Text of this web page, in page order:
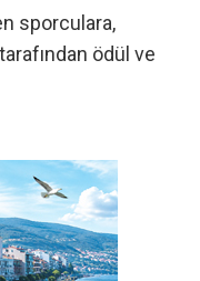
sporculara,
ödül ve